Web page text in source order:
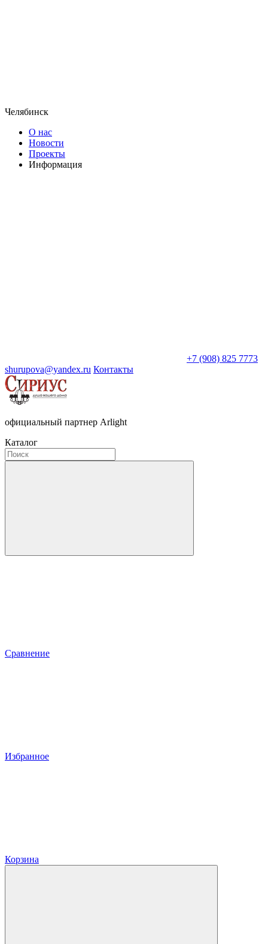
Челябинск
О нас
Новости
Проекты
Информация
+7 (908) 825 7773
shurupova@yandex.ru Контакты
официальный партнер Arlight
Каталог
Сравнение
Избранное
Корзина